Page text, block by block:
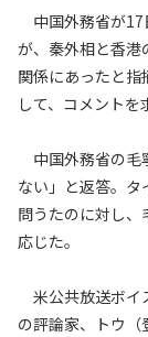
中国外務省が17
が、秦外相と香港
関係にあったと指
して、コメントを
中国外務省の毛
ない」と返答。タ
問うたのに対し、
応じた。
米公共放送ボイ
の評論家、トウ